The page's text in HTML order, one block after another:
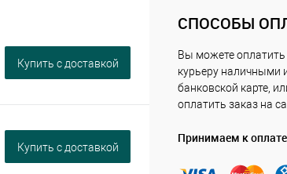
Купить c доставкой
Купить c доставкой
СПОСОБЫ
Вы можете оплатить
курьеру наличными
банковской карте,
оплатить заказ на
Принимаем к оплате